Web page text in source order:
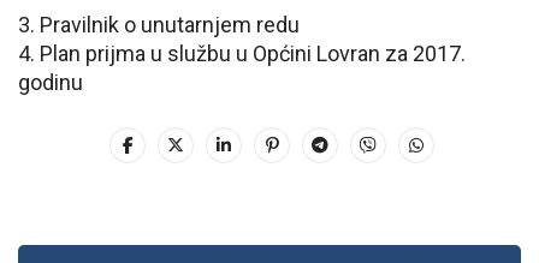
3. Pravilnik o unutarnjem redu
4. Plan prijma u službu u Općini Lovran za 2017.
godinu